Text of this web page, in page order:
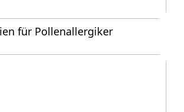
für Pollenallergiker